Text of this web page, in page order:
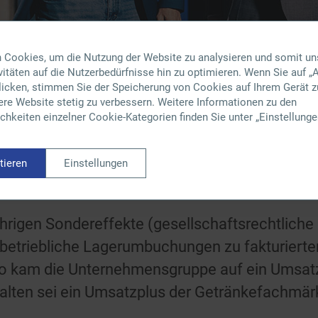
– Geschäftsführer
im Geschäftsjahr 2023 auf 230
bei 178 Millionen Euro.
Sondereffekte
Lagerumbuchungen zu
kam die Unternehmensgruppe auf ein
sei ein Umsatzplus der
Cookies, um die Nutzung der Website zu analysieren und somit
auf die Nutzerbedürfnisse hin zu optimieren. Wenn Sie auf
stimmen Sie der Speicherung von Cookies auf Ihrem Gerät
Website stetig zu verbessern. Weitere Informationen zu den
einzelner Cookie-Kategorien finden Sie unter
Einstellungen